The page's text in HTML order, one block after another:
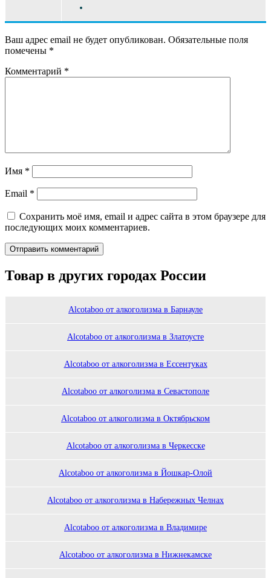
Ваш адрес email не будет опубликован. Обязательные поля
помечены *
Комментарий *
Имя *
Email *
Сохранить моё имя, email и адрес сайта в этом браузере для
последующих моих комментариев.
Товар в других городах России
Alcotaboo от алкоголизма в Барнауле
Alcotaboo от алкоголизма в Златоусте
Alcotaboo от алкоголизма в Ессентуках
Alcotaboo от алкоголизма в Севастополе
Alcotaboo от алкоголизма в Октябрьском
Alcotaboo от алкоголизма в Черкесске
Alcotaboo от алкоголизма в Йошкар-Олой
Alcotaboo от алкоголизма в Набережных Челнах
Alcotaboo от алкоголизма в Владимире
Alcotaboo от алкоголизма в Нижнекамске